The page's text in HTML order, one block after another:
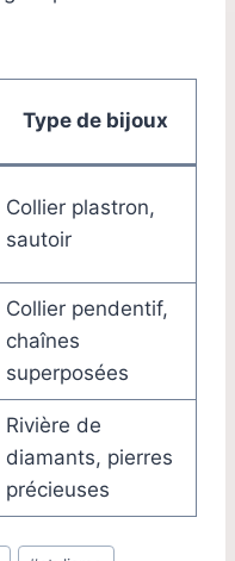
Type de bijoux
Collier plastron,
sautoir
Collier pendentif,
chaînes
superposées
Rivière de
diamants, pierres
précieuses